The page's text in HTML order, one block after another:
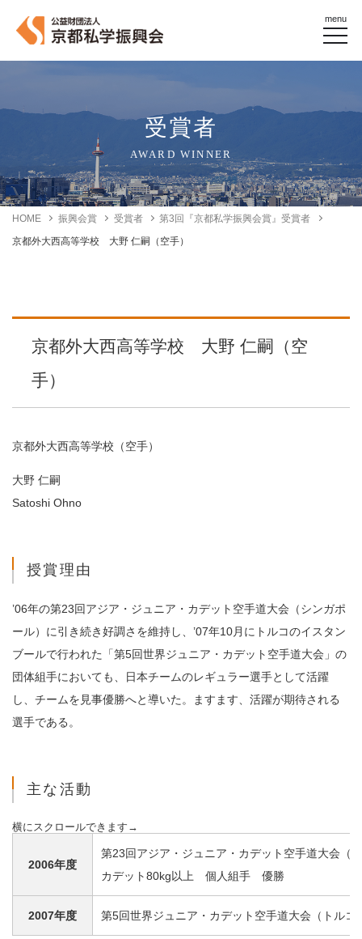
menu
受賞者
AWARD WINNER
HOME 振興会賞 受賞者
第3回『京都私学振興会賞』受賞者
京都外大西高等学校 大野 仁嗣（空手）
京都外大西高等学校 大野 仁嗣（空
手）
京都外大西高等学校（空手）
大野 仁嗣
Satoshi Ohno
授賞理由
’06年の第23回アジア・ジュニア・カデット空手道大会（シンガポ
ール）に引き続き好調さを維持し、’07年10月にトルコのイスタン
ブールで行われた「第5回世界ジュニア・カデット空手道大会」の
団体組手においても、日本チームのレギュラー選手として活躍
し、チームを見事優勝へと導いた。ますます、活躍が期待される
選手である。
主な活動
2006年度
第23回アジア・ジュニア・カデット空手道大会（
カデット80kg以上 個人組手 優勝
2007年度 第5回世界ジュニア・カデット空手道大会（トルコ